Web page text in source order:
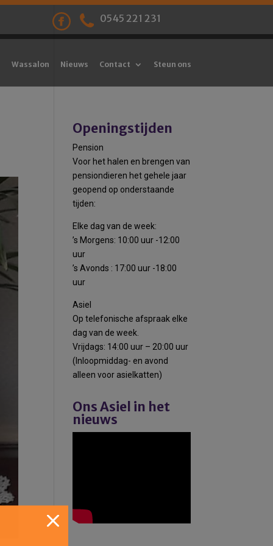
0545 221 231
Wassalon Nieuws Contact Steun ons
Openingstijden
Pension
Voor het halen en brengen van
pensiondieren het gehele jaar
geopend op onderstaande
tijden:
Elke dag van de week:
’s Morgens: 10:00 uur -12:00
uur
’s Avonds : 17:00 uur -18:00
uur
Asiel
Op telefonische afspraak elke
dag van de week.
Vrijdags: 14:00 uur – 20:00 uur
(Inloopmiddag- en avond
alleen voor asielkatten)
Ons Asiel in het
nieuws